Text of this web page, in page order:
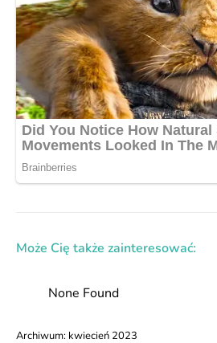
Może Cię także zainteresować:
None Found
Archiwum: kwiecień 2023